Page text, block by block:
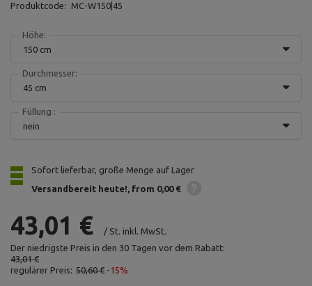
Produktcode:
MC-W150|45
Höhe:
150 cm
Durchmesser:
45 cm
Füllung :
nein
Sofort lieferbar, große Menge auf Lager
Versandbereit heute! from 0,00 €
43,01 € / St. inkl. MwSt.
Der niedrigste Preis in den 30 Tagen vor dem Rabatt:
43,01 €
regulärer Preis: 50,60 € -15%